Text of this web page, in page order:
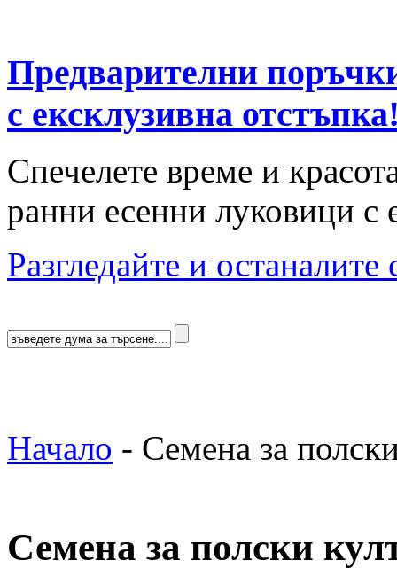
Предварителни
с ексклузивна
Спечелете време и
ранни есенни луковици с
Разгледайте и останалите
Начало - Семена за
Семена за полски